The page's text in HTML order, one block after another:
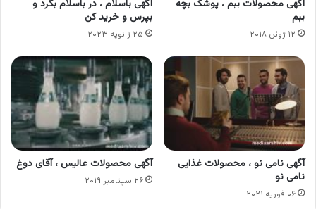
آگهی محصولات ببم ، پوشک بچه
ببم
۱۲ ژوئن ۲۰۱۸
آگهی باسلام ، در باسلام بگرد و
بپرس و خرید کن
۲۵ ژانویه ۲۰۲۳
آگهی نامی نو ، محصولات غذایی
نامی نو
۰۶ فوریه ۲۰۲۱
آگهی محصولات عالیس ، آقای دوغ
۲۶ سپتامبر ۲۰۱۹